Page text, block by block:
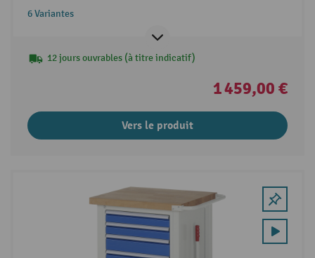
880 mm
6 Variantes
12 jours ouvrables (à titre indicatif)
1 459,00 €
Vers le produit